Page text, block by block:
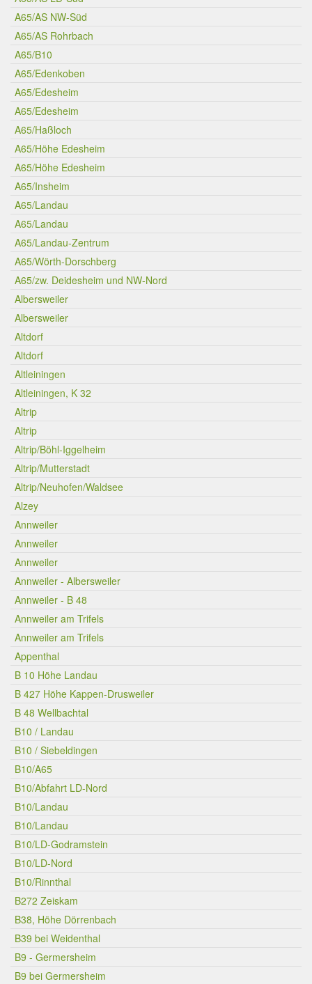
A65/AS NW-Süd
A65/AS Rohrbach
A65/B10
A65/Edenkoben
A65/Edesheim
A65/Edesheim
A65/Haßloch
A65/Höhe Edesheim
A65/Höhe Edesheim
A65/Insheim
A65/Landau
A65/Landau
A65/Landau-Zentrum
A65/Wörth-Dorschberg
A65/zw. Deidesheim und NW-Nord
Albersweiler
Albersweiler
Altdorf
Altdorf
Altleiningen
Altleiningen, K 32
Altrip
Altrip
Altrip/Böhl-Iggelheim
Altrip/Mutterstadt
Altrip/Neuhofen/Waldsee
Alzey
Annweiler
Annweiler
Annweiler
Annweiler - Albersweiler
Annweiler - B 48
Annweiler am Trifels
Annweiler am Trifels
Appenthal
B 10 Höhe Landau
B 427 Höhe Kappen-Drusweiler
B 48 Wellbachtal
B10 / Landau
B10 / Siebeldingen
B10/A65
B10/Abfahrt LD-Nord
B10/Landau
B10/Landau
B10/LD-Godramstein
B10/LD-Nord
B10/Rinnthal
B272 Zeiskam
B38, Höhe Dörrenbach
B39 bei Weidenthal
B9 - Germersheim
B9 bei Germersheim